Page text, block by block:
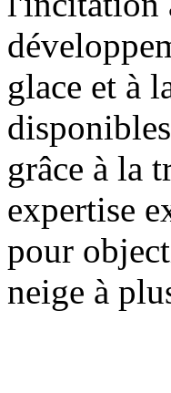
glace et à
grâce à la
expertise
pour
neige à